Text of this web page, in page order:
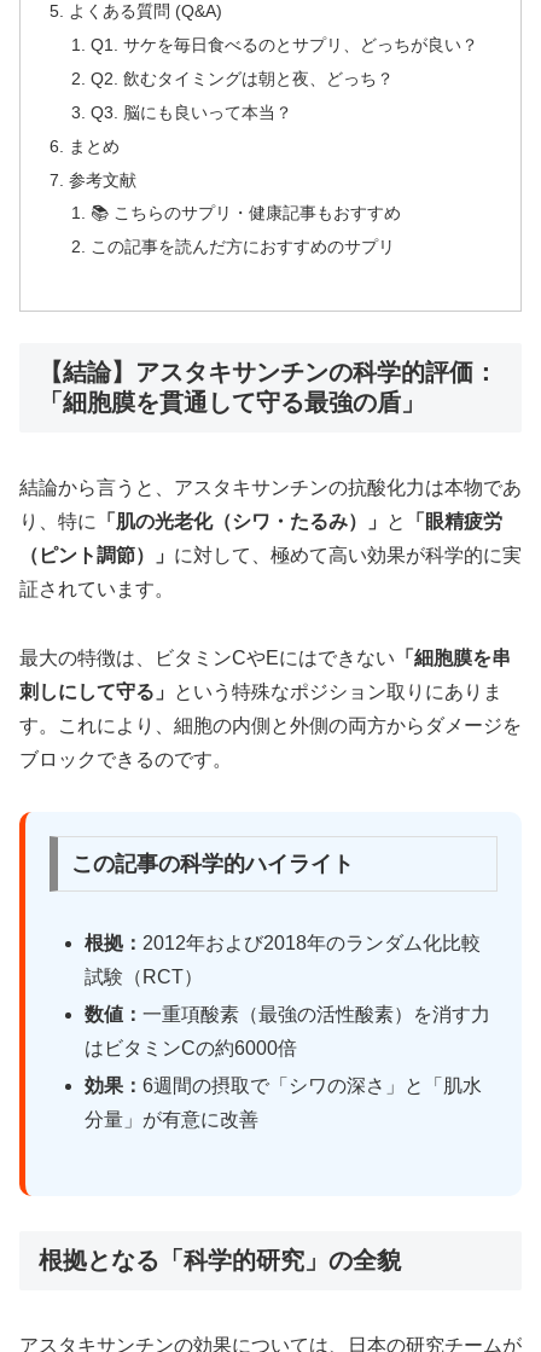
よくある質問 (Q&A)
Q1. サケを毎日食べるのとサプリ、どっちが良い？
Q2. 飲むタイミングは朝と夜、どっち？
Q3. 脳にも良いって本当？
まとめ
参考文献
📚 こちらのサプリ・健康記事もおすすめ
この記事を読んだ方におすすめのサプリ
【結論】アスタキサンチンの科学的評価：
「細胞膜を貫通して守る最強の盾」
結論から言うと、アスタキサンチンの抗酸化力は本物であ
り、特に 「肌の光老化（シワ・たるみ）」 と
「眼精疲労
（ピント調節）」 に対して、極めて高い効果が科学的に実
証されています。
最大の特徴は、ビタミンCやEにはできない 「細胞膜を串
刺しにして守る」
という特殊なポジション取りにありま
す。これにより、細胞の内側と外側の両方からダメージを
ブロックできるのです。
この記事の科学的ハイライト
根拠： 2012年および2018年のランダム化比較
試験（RCT）
数値：一重項酸素（最強の活性酸素）を消す力
はビタミンCの約6000倍
効果：6週間の摂取で「シワの深さ」と「肌水
分量」が有意に改善
根拠となる「科学的研究」の全貌
アスタキサンチンの効果については、日本の研究チームが